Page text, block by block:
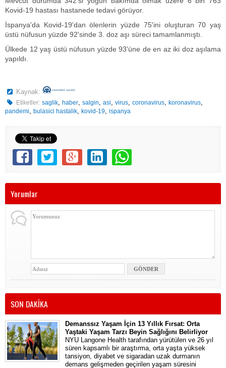
Kovid-19 hastası hastanede tedavi görüyor.
İspanya'da Kovid-19'dan ölenlerin yüzde 75'ini oluşturan 70 yaş
üstü nüfusun yüzde 92'sinde 3. doz aşı süreci tamamlanmıştı.
Ülkede 12 yaş üstü nüfusun yüzde 93'üne de en az iki doz aşılama
yapıldı.
Kaynak:
Etiketler: saglik,haber,salgin,asi,virus,coronavirus,koronavirus,
pandemi, bulasici hastalik, kovid-19, ispanya
Yorumlar
SON DAKİKA
Demanssız Yaşam İçin 13 Yıllık Fırsat: Orta
Yaştaki Yaşam Tarzı Beyin Sağlığını Belirliyor
NYU Langone Health tarafından yürütülen ve 26 yıl
süren kapsamlı bir araştırma, orta yaşta yüksek
tansiyon, diyabet ve sigaradan uzak durmanın
demans gelişmeden geçirilen yaşam süresini